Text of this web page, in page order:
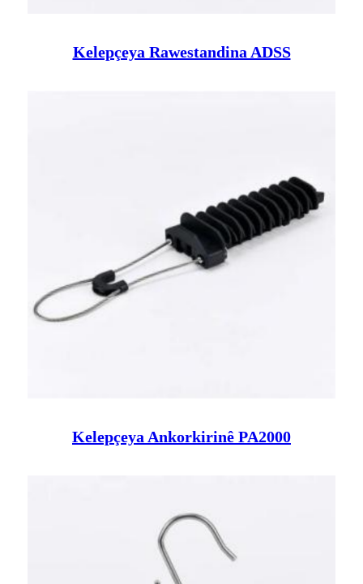
Kelepçeya Rawestandina ADSS
Kelepçeya Ankorkirinê PA2000